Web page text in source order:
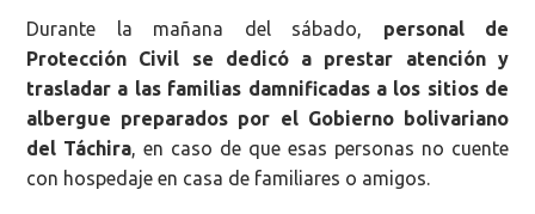
Durante la mañana del sábado, personal de
Protección Civil se dedicó a prestar atención y
trasladar a las familias damnificadas a los sitios de
albergue preparados por el Gobierno bolivariano
del Táchira, en caso de que esas personas no cuente
con hospedaje en casa de familiares o amigos.